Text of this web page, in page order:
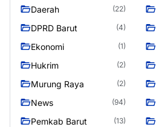
Daerah (22)
DPRD Barut (4)
Ekonomi (1)
Hukrim (2)
Murung Raya (2)
News (94)
Pemkab Barut (13)